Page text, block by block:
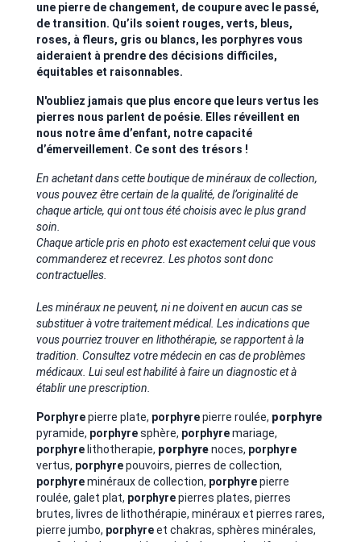
une pierre de changement, de coupure avec le passé,
de transition. Qu’ils soient rouges, verts, bleus,
roses, à fleurs, gris ou blancs, les porphyres vous
aideraient à prendre des décisions difficiles,
équitables et raisonnables.
N'oubliez jamais que plus encore que leurs vertus les
pierres nous parlent de poésie. Elles réveillent en
nous notre âme d’enfant, notre capacité
d’émerveillement. Ce sont des trésors !
En achetant dans cette boutique de minéraux de collection,
vous pouvez être certain de la qualité, de l’originalité de
chaque article, qui ont tous été choisis avec le plus grand
soin.
Chaque article pris en photo est exactement celui que vous
commanderez et recevrez. Les photos sont donc
contractuelles.
Les minéraux ne peuvent, ni ne doivent en aucun cas se
substituer à votre traitement médical. Les indications que
vous pourriez trouver en lithothérapie, se rapportent à la
tradition. Consultez votre médecin en cas de problèmes
médicaux. Lui seul est habilité à faire un diagnostic et à
établir une prescription.
Porphyrepierre plate, porphyrepierre roulée, porphyre
pyramide, porphyresphère, porphyremariage,
porphyre lithotherapie, porphyrenoces, porphyre
vertus, porphyrepouvoirs, pierres de collection,
porphyreminéraux de collection, porphyrepierre
roulée, galet plat, porphyrepierres plates, pierres
brutes, livres de lithothérapie, minéraux et pierres rares,
pierre jumbo, porphyreet chakras, sphères minérales,